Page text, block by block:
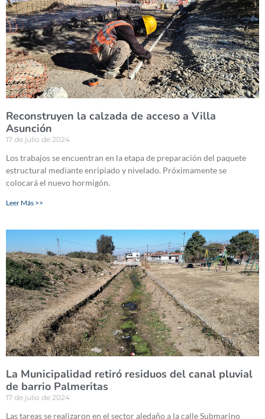
Reconstruyen la calzada de acceso a Villa
Asunción
17 de julio de 2024
Los trabajos se encuentran en la etapa de preparación del paquete
estructural mediante enripiado y nivelado. Próximamente se
colocará el nuevo hormigón.
Leer Más >>
La Municipalidad retiró residuos del canal pluvial
de barrio Palmeritas
17 de julio de 2024
Las tareas se realizaron en el sector aledaño a la calle Submarino